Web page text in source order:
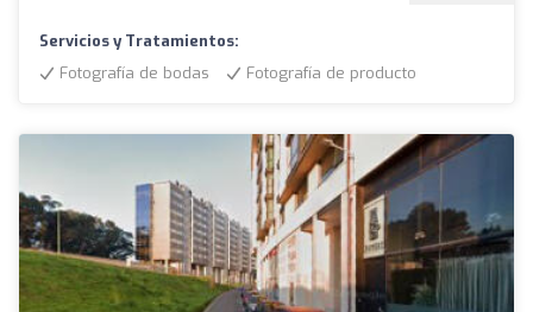
Servicios y Tratamientos:
Fotografía de bodas
Fotografía de producto